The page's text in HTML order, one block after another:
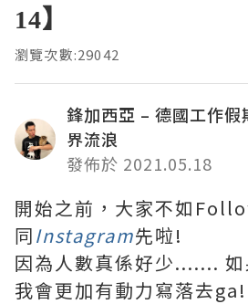
14】
瀏覽次數:29042
鋒加西亞 – 德國工作假
界流浪
發佈於 2021.05.18
開始之前，大家不如
同Instagram先啦!
因為人數真係好少....... 如
我會更加有動力寫落去